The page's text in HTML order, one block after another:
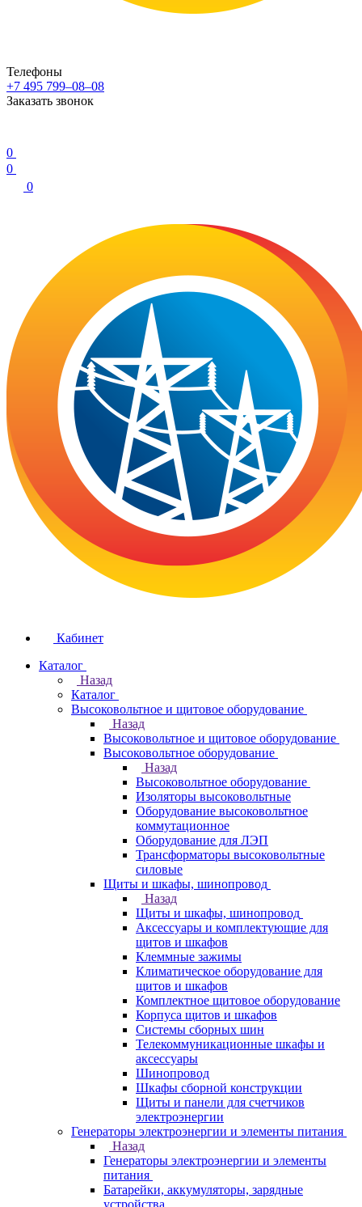
Телефоны
+7 495 799–08–08
Заказать звонок
0
0
0
Кабинет
Каталог
Назад
Каталог
Высоковольтное и щитовое оборудование
Назад
Высоковольтное и щитовое оборудование
Высоковольтное оборудование
Назад
Высоковольтное оборудование
Изоляторы высоковольтные
Оборудование высоковольтное
коммутационное
Оборудование для ЛЭП
Трансформаторы высоковольтные
силовые
Щиты и шкафы, шинопровод
Назад
Щиты и шкафы, шинопровод
Аксессуары и комплектующие для
щитов и шкафов
Клеммные зажимы
Климатическое оборудование для
щитов и шкафов
Комплектное щитовое оборудование
Корпуса щитов и шкафов
Системы сборных шин
Телекоммуникационные шкафы и
аксессуары
Шинопровод
Шкафы сборной конструкции
Щиты и панели для счетчиков
электроэнергии
Генераторы электроэнергии и элементы питания
Назад
Генераторы электроэнергии и элементы
питания
Батарейки, аккумуляторы, зарядные
устройства